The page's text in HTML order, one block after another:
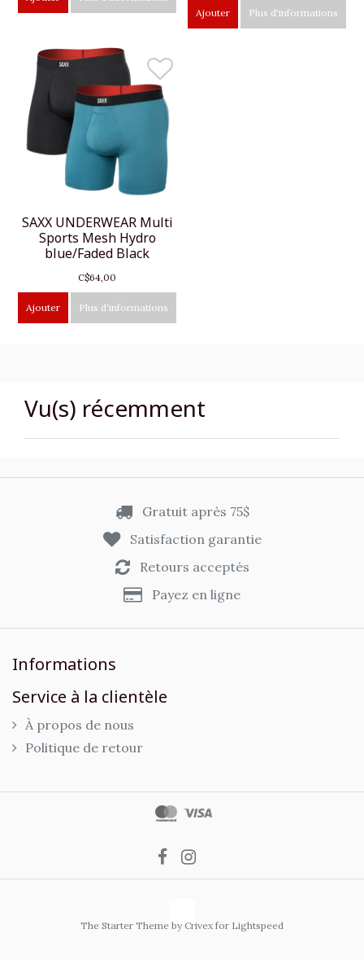
Ajouter Plus d'informations
SAXX UNDERWEAR Multi
Sports Mesh Hydro
blue/Faded Black
C$64,00
Ajouter Plus d'informations
Vu(s) récemment
Gratuit après 75$
Satisfaction garantie
Retours acceptés
Payez en ligne
Informations
Service à la clientèle
À propos de nous
Politique de retour
The Starter Theme by Crivex for Lightspeed